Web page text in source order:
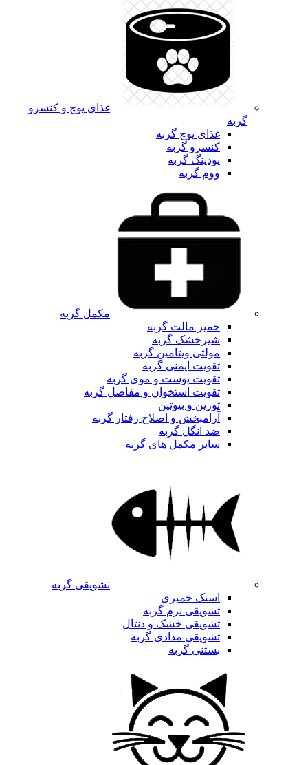
غذای پوچ و کنسرو
گربه
غذای پوچ گربه
کنسرو گربه
پودینگ گربه
ووم گربه
مکمل گربه
خمیر مالت گربه
شیرخشک گربه
مولتی ویتامین گربه
تقویت ایمنی گربه
تقویت پوست و موی گربه
تقویت استخوان و مفاصل گربه
تورین و بیوتین
آرامبخش و اصلاح رفتار گربه
ضد انگل گربه
سایر مکمل های گربه
تشویقی گربه
اسنک خمیری
تشویقی نرم گربه
تشویقی خشک و دنتال
تشویقی مدادی گربه
بستنی گربه